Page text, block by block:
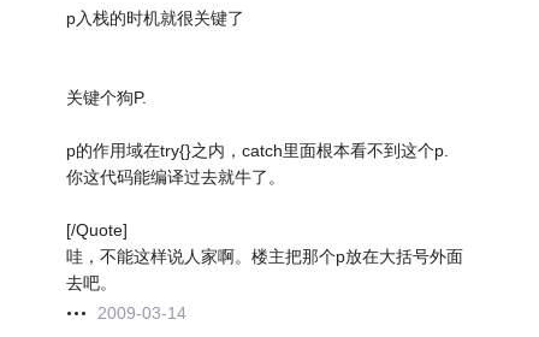
p入栈的时机就很关键了
关键个狗P.
p的作用域在try{}之内，catch里面根本看不到这个p.
你这代码能编译过去就牛了。
[/Quote]
哇，不能这样说人家啊。楼主把那个p放在大括号外面
去吧。
2009-03-14